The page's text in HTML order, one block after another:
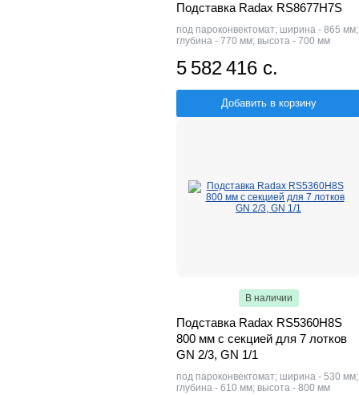
Подставка Radax RS8677H7S
под пароконвектомат; ширина - 865 мм;
глубина - 770 мм; высота - 700 мм
5 582 416 с.
Добавить в корзину
В наличии
Подставка Radax RS5360H8S
800 мм с секцией для 7 лотков
GN 2/3, GN 1/1
под пароконвектомат; ширина - 530 мм;
глубина - 610 мм; высота - 800 мм